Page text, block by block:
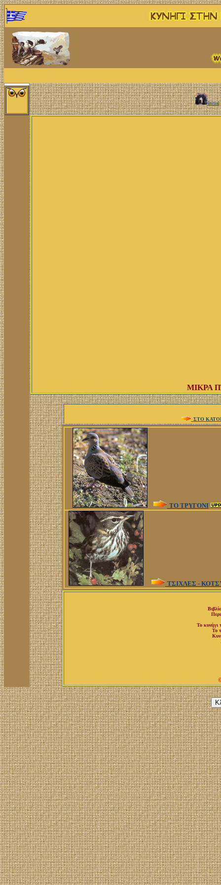
Initial
MIΚΡΑ
ΣΤΟ
ΤΟ ΤΡΥΓΟΝΙ
ΤΣΙΧΛEΣ -
To κυνήγι
Το